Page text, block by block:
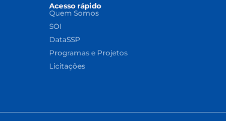
Acesso rápido
Quem Somos
SOI
DataSSP
Programas e Projetos
Licitações